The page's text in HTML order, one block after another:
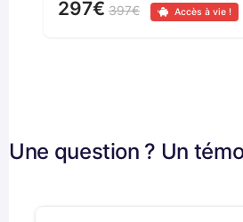
297€ 397€ Accès à vie !
Une question ? Un